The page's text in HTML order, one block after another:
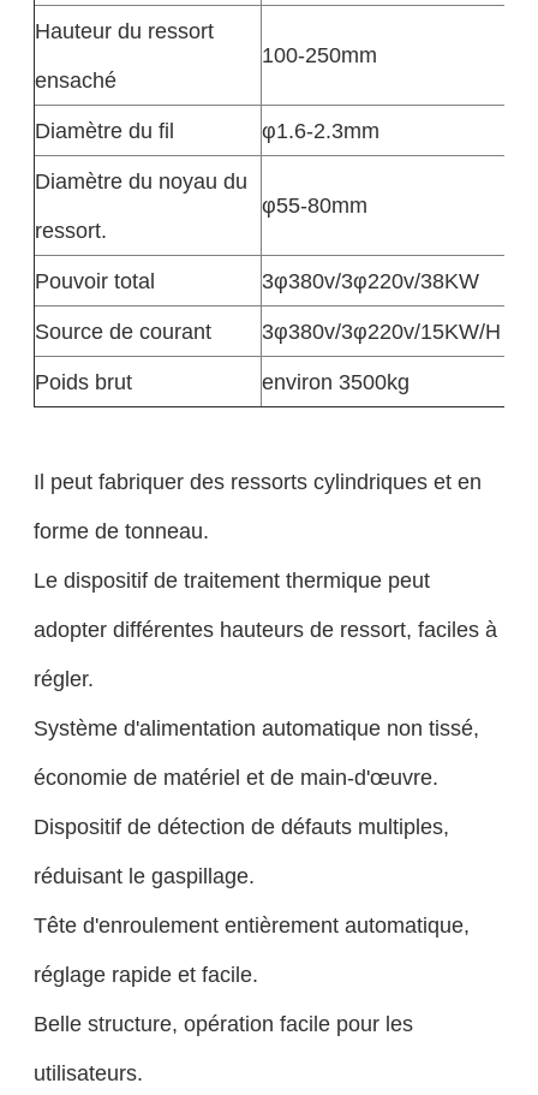
Hauteur du ressort
ensaché
100-250mm
Diamètre du fil
φ1.6-2.3mm
Diamètre du noyau du
ressort.
φ55-80mm
Pouvoir total
3φ380v/3φ220v/38KW
Source de courant
3φ380v/3φ220v/15KW/H
Poids brut
environ 3500kg
Il peut fabriquer des ressorts cylindriques et en
forme de tonneau.
Le dispositif de traitement thermique peut
adopter différentes hauteurs de ressort, faciles à
régler.
Système d'alimentation automatique non tissé,
économie de matériel et de main-d'œuvre.
Dispositif de détection de défauts multiples,
réduisant le gaspillage.
Tête d'enroulement entièrement automatique,
réglage rapide et facile.
Belle structure, opération facile pour les
utilisateurs.